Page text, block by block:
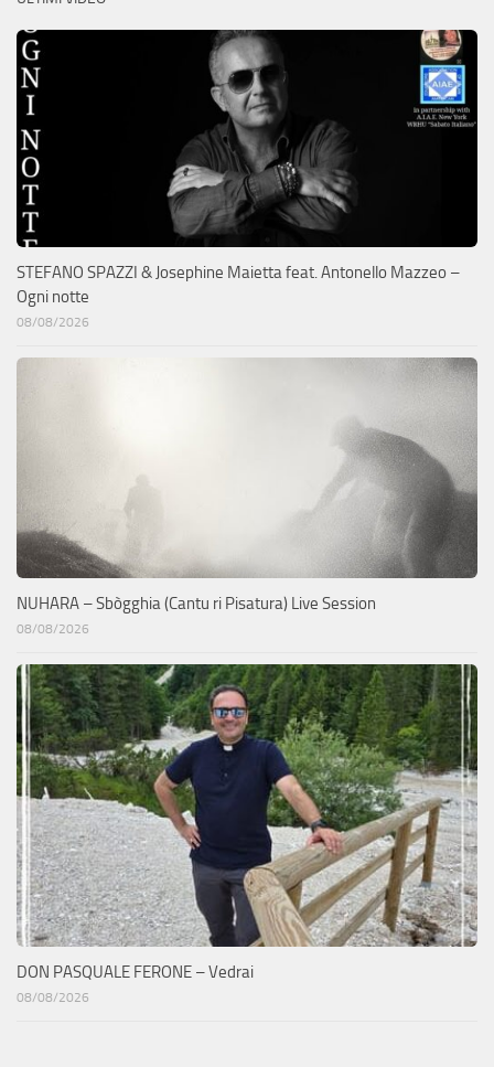
STEFANO SPAZZI & Josephine Maietta feat. Antonello Mazzeo –
Ogni notte
08/08/2026
NUHARA – Sbògghia (Cantu ri Pisatura) Live Session
08/08/2026
DON PASQUALE FERONE – Vedrai
08/08/2026